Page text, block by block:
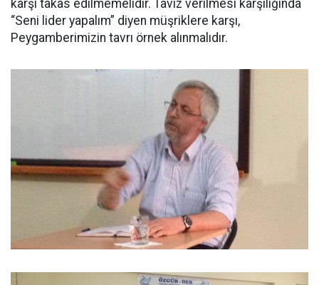
karşı takas edilmemelidir. Taviz verilmesi karşılığında
“Seni lider yapalım” diyen müşriklere karşı,
Peygamberimizin tavrı örnek alınmalıdır.